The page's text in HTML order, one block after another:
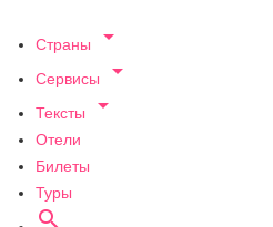
Страны 
Сервисы 
Тексты 
Отели
Билеты
Туры
